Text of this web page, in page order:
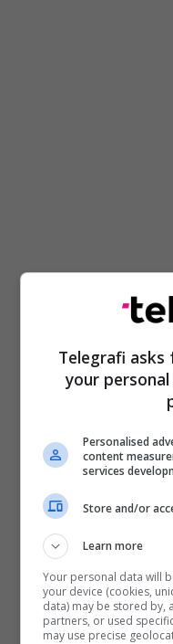
Telegrafi
your
Personalised
content
services
Store and/or
Learn more
Your personal data will
your device (cookies,
data) may be stored by,
partners, or used
may use precise